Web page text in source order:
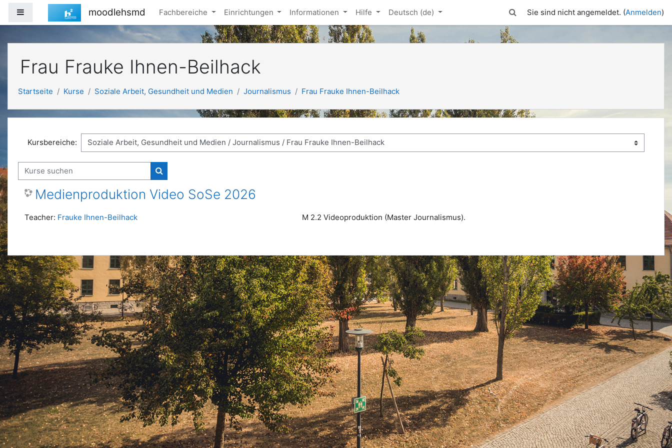
Zum Hauptinhalt
Website-Übersichtmoodlehsmd Fachbereiche Einrichtungen Informationen Hilfe Deutsch ‎(de)‎ Sucheingabe umschalten
Sie sind nicht angemeldet. (Anmelden)
Frau Frauke Ihnen-Beilhack
Startseite Kurse Soziale Arbeit, Gesundheit und Medien Journalismus Frau Frauke Ihnen-Beilhack
Kursbereiche:
Kurse suchen
Kurse suchen
Medienproduktion Video SoSe 2026
M 2.2 Videoproduktion (Master Journalismus).
Teacher: Frauke Ihnen-Beilhack